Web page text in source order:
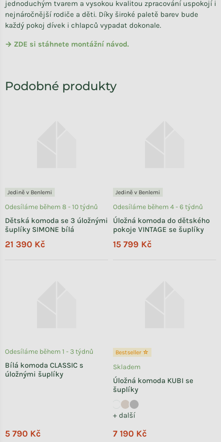
jednoduchým tvarem a vysokou kvalitou zpracování uspokojí i
nejnáročnější rodiče a děti. Díky široké paletě barev bude
každý pokoj dívek i chlapců vypadat dokonale.
→ ZDE si stáhnete montážní návod.
Jedině v Benlemi
Dětská komoda se 3 úložnými
šuplíky SIMONE bílá
Odesíláme během 8 - 10 týdnů
21 390 Kč
Jedině v Benlemi
Úložná komoda do dětského
pokoje VINTAGE se šuplíky
Odesíláme během 4 - 6 týdnů
15 799 Kč
Bílá komoda CLASSIC s
úložnými šuplíky
Odesíláme během 1 - 3 týdnů
5 790 Kč
Bestseller ☆
Úložná komoda KUBI se
šuplíky
+ další
Skladem
7 190 Kč